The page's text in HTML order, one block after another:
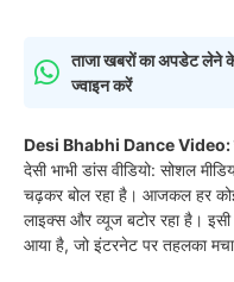
ताजा खबरों का अपडेट लेने
ज्वाइन करें
Desi Bhabhi Dance Video:
देसी भाभी डांस वीडियो: सोशल
चढ़कर बोल रहा है। आजकल हर
लाइक्स और व्यूज बटोर रहा है। इसी
आया है, जो इंटरनेट पर तहलका मचा